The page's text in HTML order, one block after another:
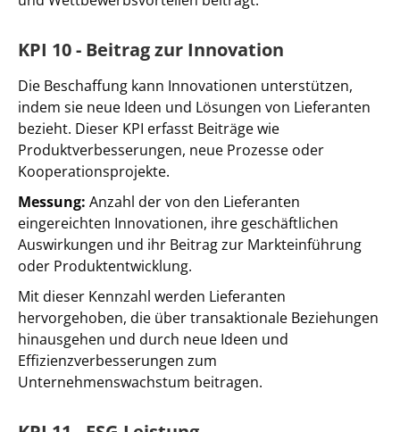
KPI 10 - Beitrag zur Innovation
Die Beschaffung kann Innovationen unterstützen,
indem sie neue Ideen und Lösungen von Lieferanten
bezieht. Dieser KPI erfasst Beiträge wie
Produktverbesserungen, neue Prozesse oder
Kooperationsprojekte.
Messung: Anzahl der von den Lieferanten
eingereichten Innovationen, ihre geschäftlichen
Auswirkungen und ihr Beitrag zur Markteinführung
oder Produktentwicklung.
Mit dieser Kennzahl werden Lieferanten
hervorgehoben, die über transaktionale Beziehungen
hinausgehen und durch neue Ideen und
Effizienzverbesserungen zum
Unternehmenswachstum beitragen.